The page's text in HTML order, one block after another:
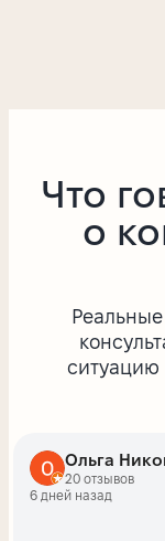
Что
о
ситуацию
Ольга
20 отзывов
6 дней назад